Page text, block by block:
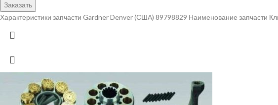
Заказать
Характеристики запчасти Gardner Denver (США) 89798829 Наименование запчасти